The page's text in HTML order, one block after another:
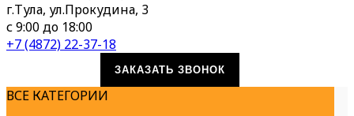
г.Тула, ул.Прокудина, 3
с 9:00 до 18:00
+7 (4872) 22-37-18
ЗАКАЗАТЬ ЗВОНОК
ВСЕ КАТЕГОРИИ